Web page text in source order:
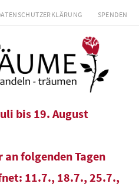
SPENDEN
bis 19. August
folgenden Tagen
11.7., 18.7., 25.7.,